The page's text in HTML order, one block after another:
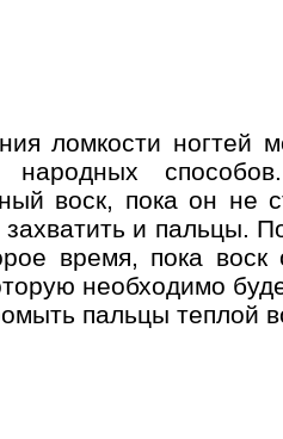
ломкости ногтей
народных
воск, пока он не
и пальцы.
время, пока
необходимо
пальцы теплой